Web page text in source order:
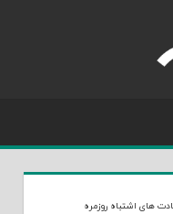
های اشتباه روزمره